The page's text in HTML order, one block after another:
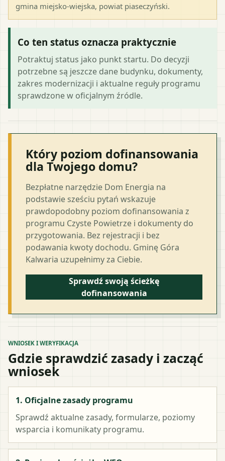
gmina miejsko-wiejska, powiat piaseczyński.
Co ten status oznacza praktycznie
Potraktuj status jako punkt startu. Do decyzji
potrzebne są jeszcze dane budynku, dokumenty,
zakres modernizacji i aktualne reguły programu
sprawdzone w oficjalnym źródle.
Który poziom dofinansowania
dla Twojego domu?
Bezpłatne narzędzie Dom Energia na
podstawie sześciu pytań wskazuje
prawdopodobny poziom dofinansowania z
programu Czyste Powietrze i dokumenty do
przygotowania. Bez rejestracji i bez
podawania kwoty dochodu. Gminę Góra
Kalwaria uzupełnimy za Ciebie.
Sprawdź swoją ścieżkę
dofinansowania
WNIOSEK I WERYFIKACJA
Gdzie sprawdzić zasady i zacząć
wniosek
1. Oficjalne zasady programu
Sprawdź aktualne zasady, formularze, poziomy
wsparcia i komunikaty programu.